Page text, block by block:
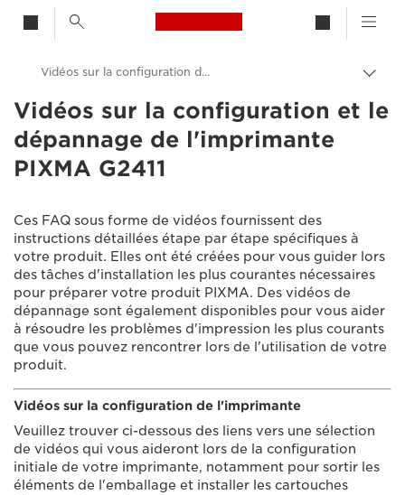
Canon Logo, back to
entre
les
Canon
Assistance produits clients
Vidéos sur la configuration de l'imprimante PIXMA G2411
Vidéos sur la configuration et le
dépannage de l'imprimante
PIXMA G2411
Ces FAQ sous forme de vidéos fournissent des
instructions détaillées étape par étape spécifiques à
votre produit. Elles ont été créées pour vous guider lors
des tâches d'installation les plus courantes nécessaires
pour préparer votre produit PIXMA. Des vidéos de
dépannage sont également disponibles pour vous aider
à résoudre les problèmes d'impression les plus courants
que vous pouvez rencontrer lors de l'utilisation de votre
produit.
Vidéos sur la configuration de l'imprimante
Veuillez trouver ci-dessous des liens vers une sélection
de vidéos qui vous aideront lors de la configuration
initiale de votre imprimante, notamment pour sortir les
éléments de l'emballage et installer les cartouches